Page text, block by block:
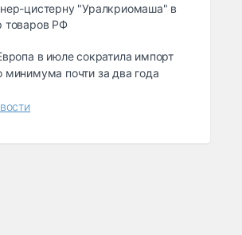
цистерну "Уралкриомаша" в
товаров РФ
в июле сократила импорт
минимума почти за два года